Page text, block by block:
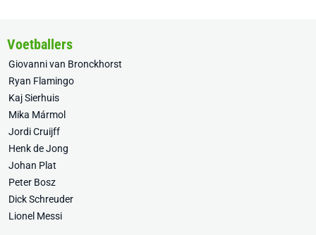
Voetballers
Giovanni van Bronckhorst
Ryan Flamingo
Kaj Sierhuis
Mika Mármol
Jordi Cruijff
Henk de Jong
Johan Plat
Peter Bosz
Dick Schreuder
Lionel Messi